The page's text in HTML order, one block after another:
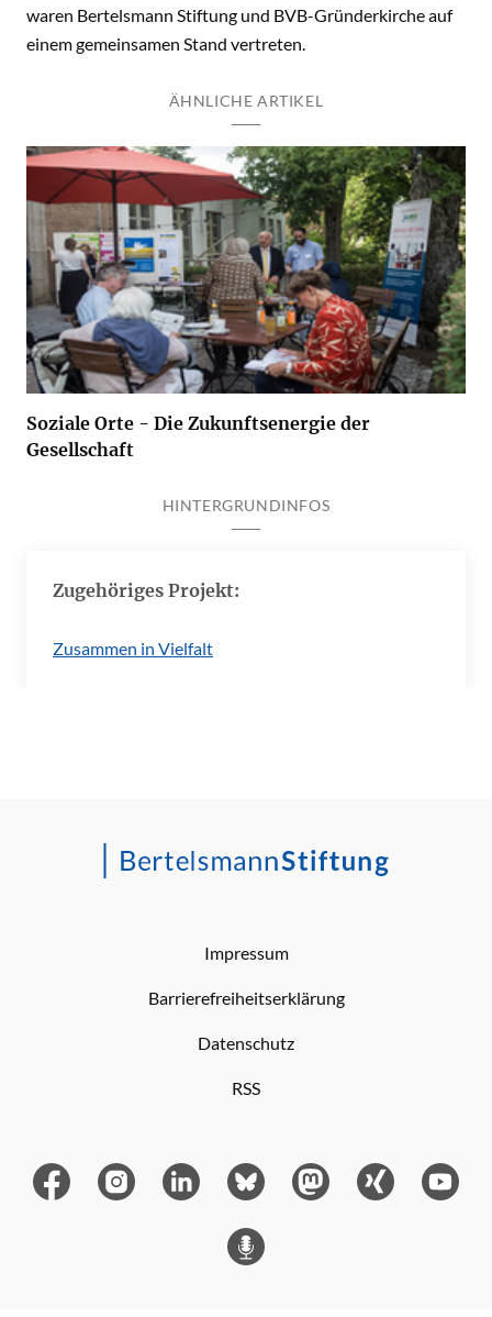
waren Bertelsmann Stiftung und BVB-Gründerkirche auf
einem gemeinsamen Stand vertreten.
ÄHNLICHE ARTIKEL
Soziale Orte - Die Zukunftsenergie der
Gesellschaft
HINTERGRUNDINFOS
Zugehöriges Projekt:
Zusammen in Vielfalt
Impressum
Barrierefreiheitserklärung
Datenschutz
RSS